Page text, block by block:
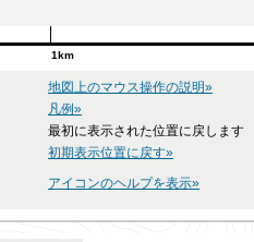
1km
地図上のマウス操作の説明»
凡例»
最初に表示された位置に戻します
初期表示位置に戻す»
アイコンのヘルプを表示»